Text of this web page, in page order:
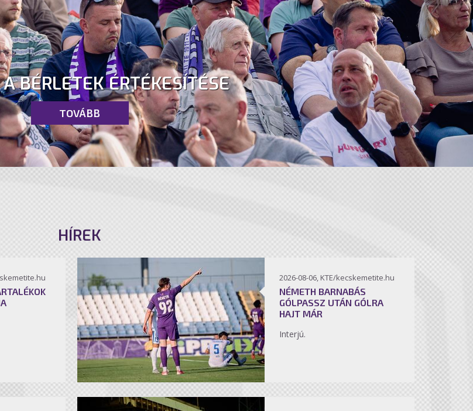
BÉRLETEK ÉRTÉKESÍTÉSE
TOVÁBB
HÍREK
2026-08-06, KTE/kecskemetite.hu
NÉMETH BARNABÁS
GÓLPASSZ UTÁN GÓLRA
HAJT MÁR
Interjú.